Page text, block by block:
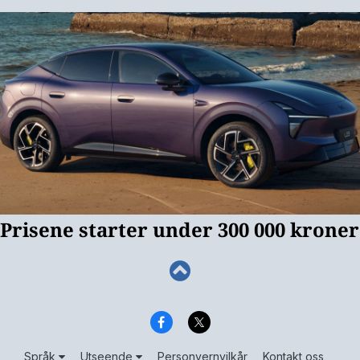
Språk Utseende Personvernvilkår Kontakt oss